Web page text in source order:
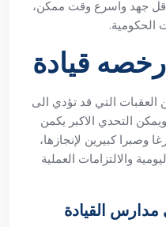
جهد واسرع وقت ممكن،
الحكومية.
قيادة
العقبات التي قد تؤدي الى
التحدي الاكبر يكمن
وصبرا كبيرين لإنجازها،
والالتزامات العملية
مدارس القيادة